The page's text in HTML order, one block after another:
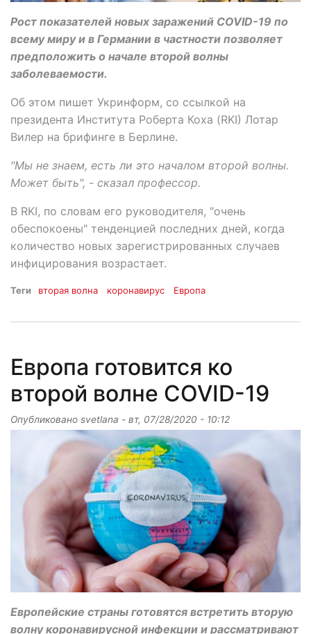
Рост показателей новых заражений COVID-19 по
всему миру и в Германии в частности позволяет
предположить о начале второй волны
заболеваемости.
Об этом пишет Укринформ, со ссылкой на
президента Института Роберта Коха (RKI) Лотар
Вилер на брифинге в Берлине.
"Мы не знаем, есть ли это началом второй волны.
Может быть", - сказал профессор.
В RKI, по словам его руководителя, "очень
обеспокоены" тенденцией последних дней, когда
количество новых зарегистрированных случаев
инфицирования возрастает.
Теги вторая волна коронавирус Европа
Европа готовится ко
второй волне COVID-19
Опубликовано svetlana - вт, 07/28/2020 - 10:12
Европейские страны готовятся встретить вторую
волну коронавирусной инфекции и рассматривают